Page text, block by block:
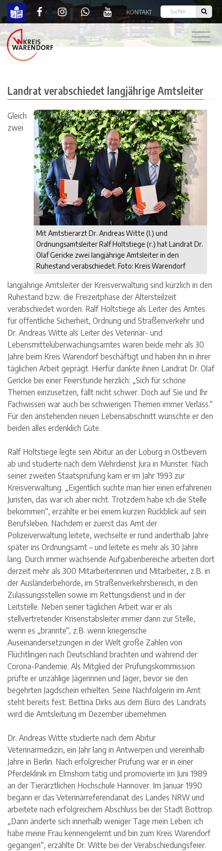
Landrat verabschiedet langjährige Amtsleiter |
KONTAKT
Landrat verabschiedet langjährige Amtsleiter
Mit Amtstierarzt Dr. Andreas Witte (l.) und
Ordnungsamtsleiter Ralf Holtstiege (r.) hat Landrat Dr.
Olaf Gericke zwei langjährige Amtsleiter in den
Ruhestand verabschiedet. Foto: Kreis Warendorf
Gleich
zwei
langjährige Amtsleiter der Kreisverwaltung sind kürzlich in den
Ruhestand bzw. die Freizeitphase der Altersteilzeit
verabschiedet worden. Ralf Holtstiege als Leiter des Amtes
für öffentliche Sicherheit, Ordnung und Straßenverkehr und
Dr. Andreas Witte als Leiter des Veterinär- und
Lebensmittelüberwachungsamtes waren beide mehr als 30
Jahre beim Kreis Warendorf beschäftigt und haben ihn in ihrer
täglichen Arbeit geprägt. Hierfür dankte ihnen Landrat Dr. Olaf
Gericke bei einer Feierstunde herzlich: „Sich für schöne
Themen einzusetzen, fällt nicht schwer. Doch auf Sie und Ihr
Fachwissen war auch bei schwierigen Themen immer Verlass.“
Für den anstehenden neuen Lebensabschnitt wünschte er den
beiden alles erdenklich Gute.
Ralf Holtstiege legte sein Abitur an der Loburg in Ostbevern
ab und studierte nach dem Wehrdienst Jura in Münster. Nach
seiner zweiten Staatsprüfung kam er im Jahr 1993 zur
Kreisverwaltung. „Eigentlich suchte man hier einen erfahrenen
Juristen, das war ich aber nicht. Trotzdem habe ich die Stelle
bekommen“, erzählte er bei einem kurzen Rückblick auf sein
Berufsleben. Nachdem er zuerst das Amt der
Polizeiverwaltung leitete, wechselte er rund anderthalb Jahre
später ins Ordnungsamt – und leitete es mehr als 30 Jahre
lang. Durch immer wachsende Aufgabenbereiche arbeiten dort
derzeit mehr als 300 Mitarbeiterinnen und Mitarbeiter, z.B. in
der Ausländerbehörde, im Straßenverkehrsbereich, in den
Zulassungsstellen sowie im Rettungsdienst und in der
Leitstelle. Neben seiner täglichen Arbeit war er als
stellvertretender Krisenstabsleiter immer dann zur Stelle,
wenn es „brannte“, z.B. wenn kriegerische
Auseinandersetzungen in der Welt große Zahlen von
Flüchtlingen nach Deutschland brachten und während der
Corona-Pandemie. Als Mitglied der Prüfungskommission
prüfte er unzählige Jägerinnen und Jäger, bevor sie den
begehrten Jagdschein erhielten. Seine Nachfolgerin im Amt
steht bereits fest: Bettina Dirks aus dem Büro des Landrats
wird die Amtsleitung im Dezember übernehmen.
Dr. Andreas Witte studierte nach dem Abitur
Veterinärmedizin, ein Jahr lang in Antwerpen und viereinhalb
Jahre in Berlin. Nach erfolgreicher Prüfung war er in einer
Pferdeklinik im Elmshorn tätig und promovierte im Juni 1989
an der Tierärztlichen Hochschule Hannover. Im Januar 1990
begann er das Veterinärreferendariat des Landes NRW und
arbeitete nach erfolgreichem Abschluss bei der Stadt Bottrop.
„Dann änderte sich innerhalb weniger Tage mein Leben: ich
habe meine Frau kennengelernt und bin zum Kreis Warendorf
gegangen“, erzählte Dr. Witte bei der Verabschiedungsfeier.